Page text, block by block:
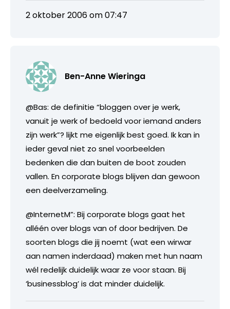
2 oktober 2006 om 07:47
Ben-Anne Wieringa
@Bas: de definitie “bloggen over je werk,
vanuit je werk of bedoeld voor iemand anders
zijn werk”? lijkt me eigenlijk best goed. Ik kan in
ieder geval niet zo snel voorbeelden
bedenken die dan buiten de boot zouden
vallen. En corporate blogs blijven dan gewoon
een deelverzameling.
@InternetM”: Bij corporate blogs gaat het
alléén over blogs van of door bedrijven. De
soorten blogs die jij noemt (wat een wirwar
aan namen inderdaad) maken met hun naam
wél redelijk duidelijk waar ze voor staan. Bij
‘businessblog’ is dat minder duidelijk.